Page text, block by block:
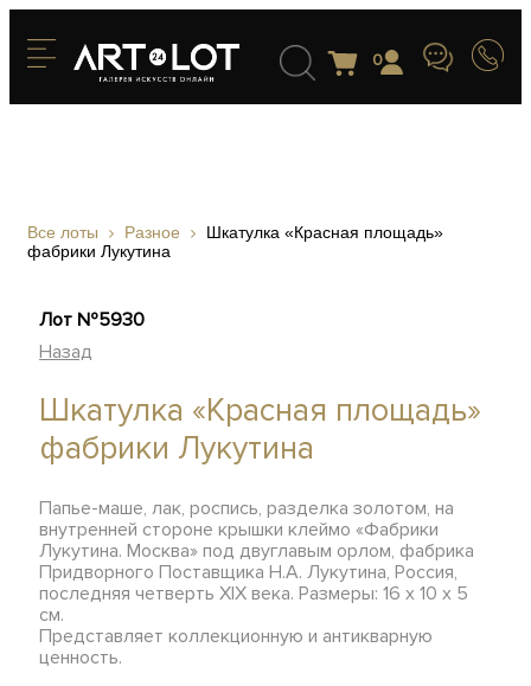
0
Все лоты Разное
Шкатулка «Красная площадь»
фабрики Лукутина
Лот №5930
Назад
Шкатулка «Красная площадь»
фабрики Лукутина
Папье-маше, лак, роспись, разделка золотом, на
внутренней стороне крышки клеймо «Фабрики
Лукутина. Москва» под двуглавым орлом, фабрика
Придворного Поставщика Н.А. Лукутина, Россия,
последняя четверть XIX века. Размеры: 16 х 10 х 5
см.
Представляет коллекционную и антикварную
ценность.